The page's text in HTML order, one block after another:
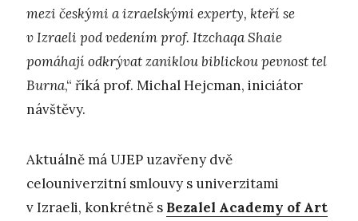
mezi českými a izraelskými experty, kteří se
v Izraeli pod vedením prof. Itzchaqa Shaie
pomáhají odkrývat zaniklou biblickou pevnost tel
Burna,“ říká prof. Michal Hejcman, iniciátor
návštěvy.
Aktuálně má UJEP uzavřeny dvě
celouniverzitní smlouvy s univerzitami
v Izraeli, konkrétně s Bezalel Academy of Art